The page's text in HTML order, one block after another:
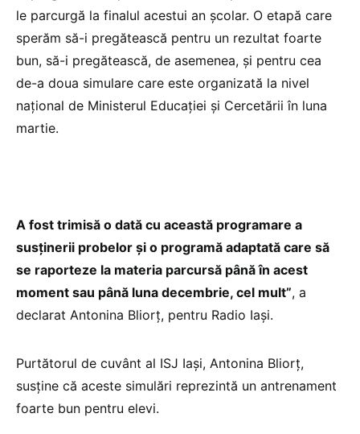
le parcurgă la finalul acestui an școlar. O etapă care
sperăm să-i pregătească pentru un rezultat foarte
bun, să-i pregătească, de asemenea, și pentru cea
de-a doua simulare care este organizată la nivel
național de Ministerul Educației și Cercetării în luna
martie.
A fost trimisă o dată cu această programare a
susținerii probelor și o programă adaptată care să
se raporteze la materia parcursă până în acest
moment sau până luna decembrie, cel mult”, a
declarat Antonina Bliorț, pentru Radio Iași.
Purtătorul de cuvânt al ISJ Iași, Antonina Bliorț,
susține că aceste simulări reprezintă un antrenament
foarte bun pentru elevi.